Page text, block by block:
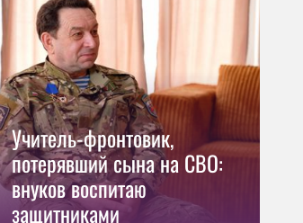
Учитель-фронтовик,
потерявший сына на СВО:
внуков воспитаю
защитниками